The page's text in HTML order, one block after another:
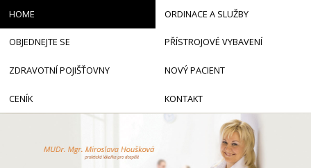
HOME ORDINACE A SLUŽBY
OBJEDNEJTE SE PŘÍSTROJOVÉ VYBAVENÍ
ZDRAVOTNÍ POJIŠŤOVNY NOVÝ PACIENT
CENÍK KONTAKT